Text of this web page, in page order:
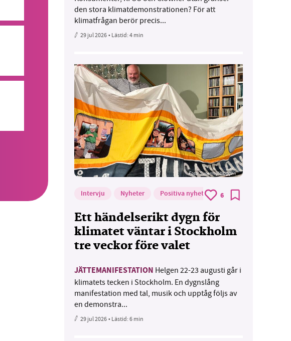
den stora klimatdemonstrationen? För att
klimatfrågan berör precis...
29 jul 2026• Lästid:4 min
Foto: Supermijöbloggen
Intervju Nyheter Positiva nyheter 6
Ett händelserikt dygn för
klimatet väntar i Stockholm
tre veckor före valet
JÄTTEMANIFESTATION Helgen 22-23 augusti går i
klimatets tecken i Stockholm. En dygnslång
manifestation med tal, musik och upptåg följs av
en demonstra...
29 jul 2026• Lästid:6 min